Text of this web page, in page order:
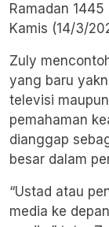
Ramadan
Kamis (14/3/
Zuly
yang baru
televisi
pemahaman
dianggap
besar dalam
“Ustad atau
media ke